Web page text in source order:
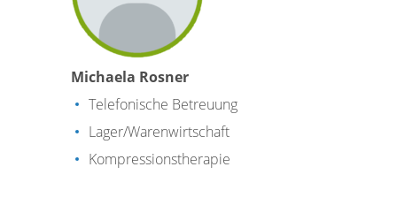
Michaela Rosner
Telefonische Betreuung
Lager/Warenwirtschaft
Kompressionstherapie